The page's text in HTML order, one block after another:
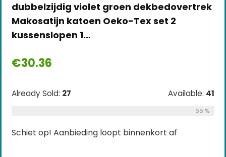
dubbelzijdig violet groen dekbedovertrek
Makosatijn katoen Oeko-Tex set 2
kussenslopen 1…
€30.36
Already Sold: 27 Available: 41
66 %
Schiet op! Aanbieding loopt binnenkort af